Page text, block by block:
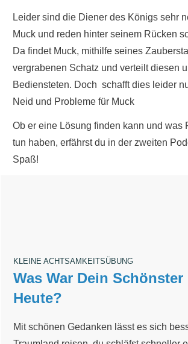
Leider sind die Diener des Königs sehr
Muck und reden hinter seinem Rücken
Da findet Muck, mithilfe seines
vergrabenen Schatz und verteilt diesen
Bediensteten. Doch schafft dies leider
Neid und Probleme für Muck
Ob er eine Lösung finden kann und was
tun haben, erfährst du in der zweiten
Spaß!
KLEINE ACHTSAMKEITSÜBUNG
Was War Dein Schönster
Heute?
Mit schönen Gedanken lässt es sich